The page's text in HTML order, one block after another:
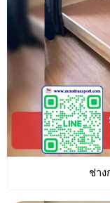
ช่า